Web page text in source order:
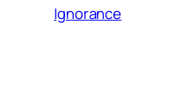
Ignorance